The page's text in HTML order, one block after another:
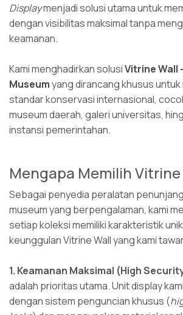
Displaymenjadi solusi utama untuk
dengan visibilitas maksimal tanpa
keamanan.
Kami menghadirkan solusiVitrine Wall
Museumyang dirancang khusus untuk
standar konservasi internasional,
museum daerah, galeri universitas,
instansi pemerintahan.
Mengapa Memilih Vitrine
Sebagai penyedia peralatan
museum yang berpengalaman, kami
setiap koleksi memiliki karakteristik
keunggulan Vitrine Wall yang kami
1. Keamanan Maksimal (High
adalah prioritas utama. Unit display
dengan sistem penguncian khusus (